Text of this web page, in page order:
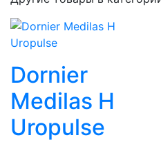
Dornier
Medilas H
Uropulse